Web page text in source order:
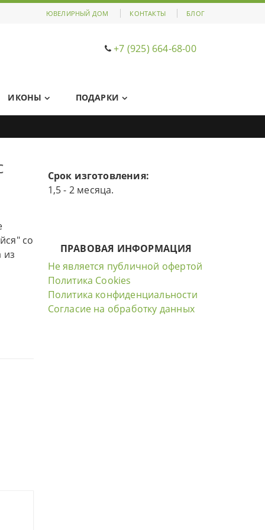
КОНТАКТЫ БЛОГ
ЮВЕЛИРНЫЙ ДОМ
+7 (925) 664-68-00
ИКОНЫ ПОДАРКИ
со
из
Срок изготовления:
1,5 - 2 месяца.
ПРАВОВАЯ ИНФОРМАЦИЯ
Не является публичной офертой
Политика Cookies
Политика конфиденциальности
Согласие на обработку данных